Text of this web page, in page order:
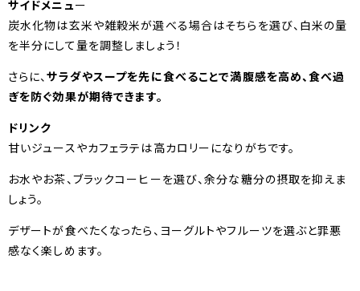
サイドメニュー
炭水化物は玄米や雑穀米が選べる場合はそちらを選び、白米の量
を半分にして量を調整しましょう！
さらに、サラダやスープを先に食べることで満腹感を高め、食べ過
ぎを防ぐ効果が期待できます。
ドリンク
甘いジュースやカフェラテは高カロリーになりがちです。
お水やお茶、ブラックコーヒーを選び、余分な糖分の摂取を抑えま
しょう。
デザートが食べたくなったら、ヨーグルトやフルーツを選ぶと罪悪
感なく楽しめます。